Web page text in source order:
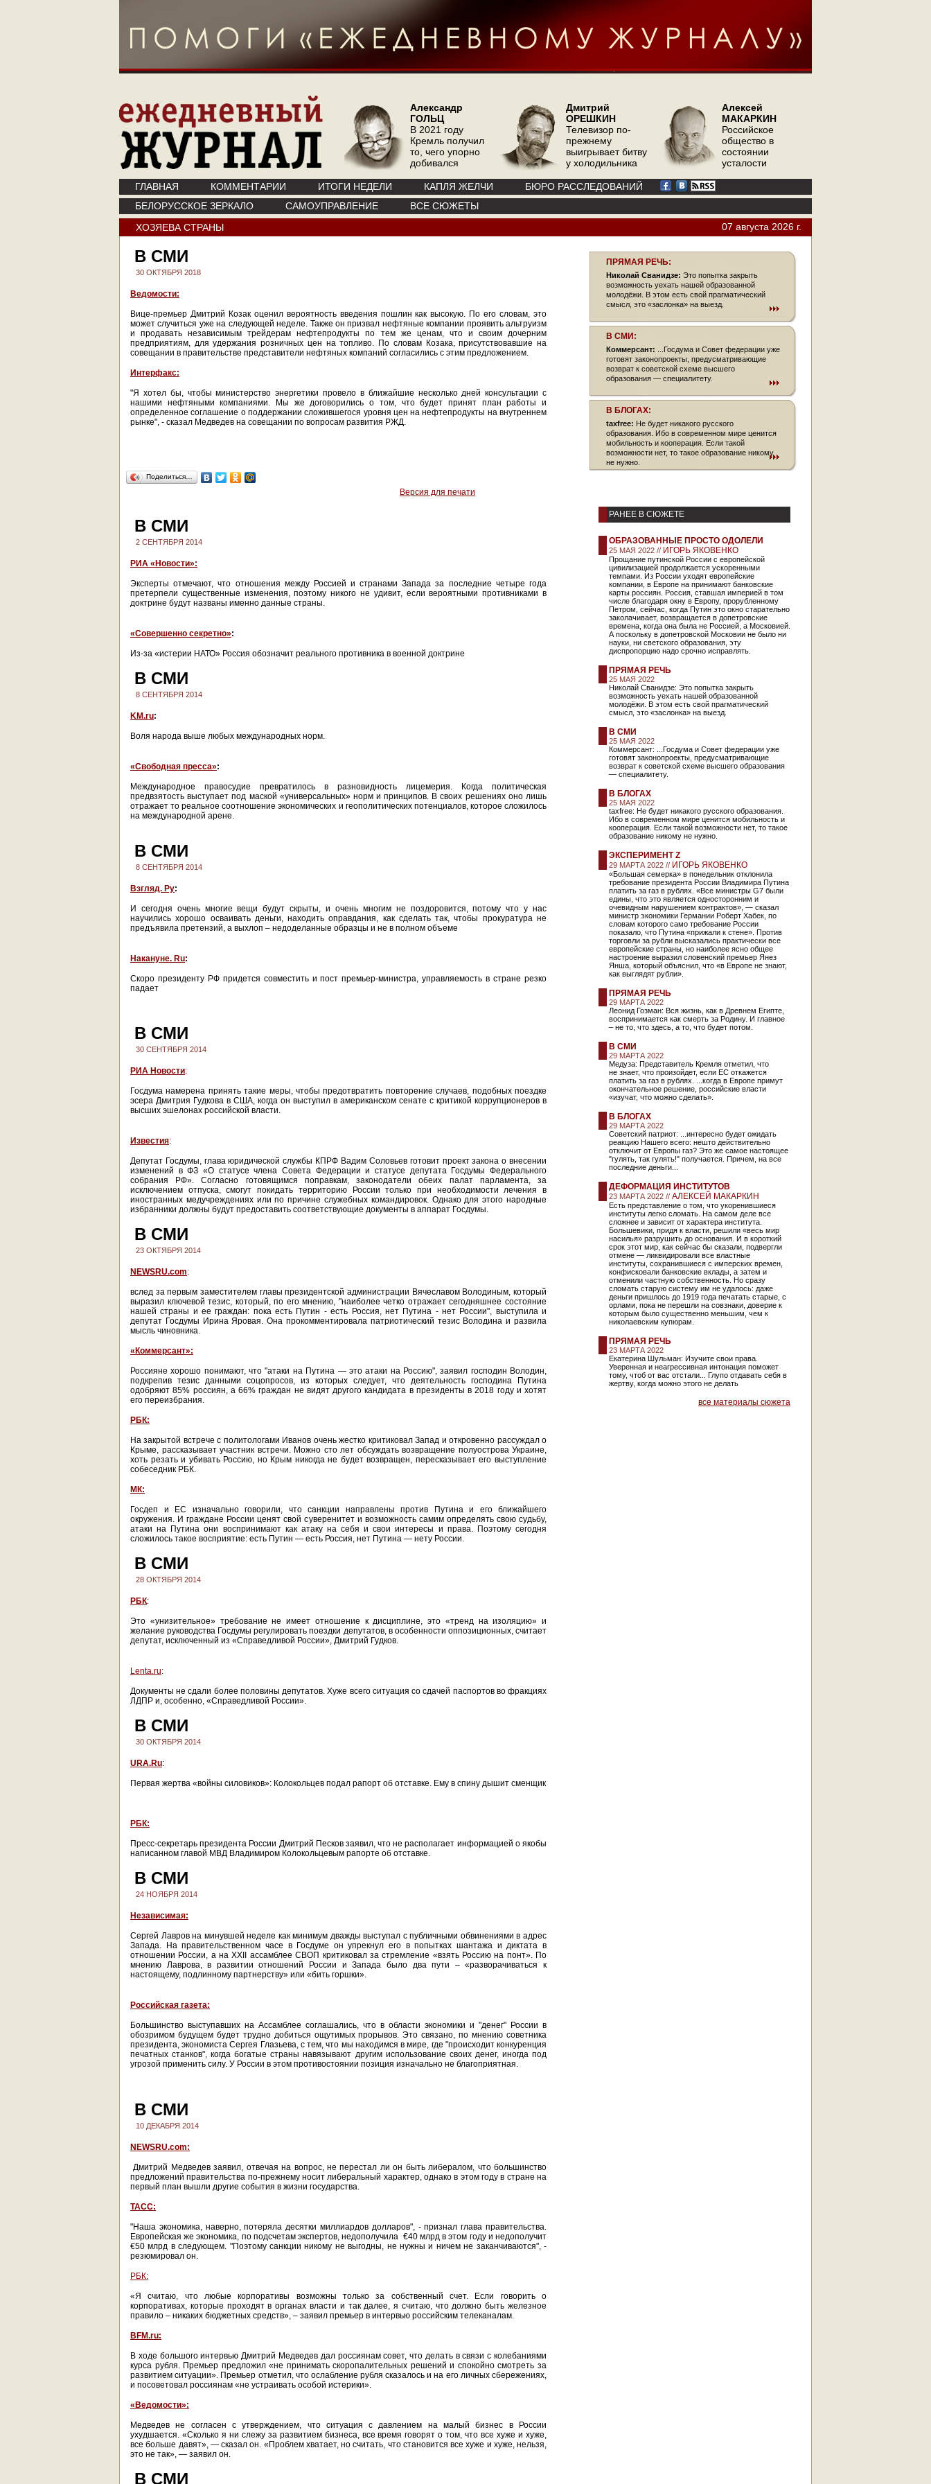
Александр
ГОЛЬЦ
В 2021 году
Кремль получил
то, чего упорно
добивался
Дмитрий
ОРЕШКИН
Телевизор по-
прежнему
выигрывает битву
у холодильника
Алексей
МАКАРКИН
Российское
общество в
состоянии
усталости
ГЛАВНАЯ КОММЕНТАРИИ ИТОГИ НЕДЕЛИ КАПЛЯ ЖЕЛЧИ
БЮРО РАССЛЕДОВАНИЙ
БЕЛОРУССКОЕ ЗЕРКАЛО
САМОУПРАВЛЕНИЕ
ВСЕ СЮЖЕТЫ
ХОЗЯЕВА СТРАНЫ
07 августа 2026 г.
В СМИ
30 ОКТЯБРЯ 2018
Ведомости:
Вице-премьер Дмитрий Козак оценил вероятность введения пошлин как высокую. По его словам, это
может случиться уже на следующей неделе. Также он призвал нефтяные компании проявить альтруизм
и продавать независимым трейдерам нефтепродукты по тем же ценам, что и своим дочерним
предприятиям, для удержания розничных цен на топливо. По словам Козака, присутствовавшие на
совещании в правительстве представители нефтяных компаний согласились с этим предложением.
Интерфакс:
"Я хотел бы, чтобы министерство энергетики провело в ближайшие несколько дней консультации с
нашими нефтяными компаниями. Мы же договорились о том, что будет принят план работы и
определенное соглашение о поддержании сложившегося уровня цен на нефтепродукты на внутреннем
рынке", - сказал Медведев на совещании по вопросам развития РЖД.
Поделиться…
Версия для печати
В СМИ
2 СЕНТЯБРЯ 2014
РИА «Новости»:
Эксперты отмечают, что отношения между Россией и странами Запада за последние четыре года
претерпели существенные изменения, поэтому никого не удивит, если вероятными противниками в
доктрине будут названы именно данные страны.
«Совершенно секретно»:
Из-за «истерии НАТО» Россия обозначит реального противника в военной доктрине
В СМИ
8 СЕНТЯБРЯ 2014
KM.ru:
Воля народа выше любых международных норм.
«Свободная пресса»:
Международное правосудие превратилось в разновидность лицемерия. Когда политическая
предвзятость выступает под маской «универсальных» норм и принципов. В своих решениях оно лишь
отражает то реальное соотношение экономических и геополитических потенциалов, которое сложилось
на международной арене.
В СМИ
8 СЕНТЯБРЯ 2014
Взгляд. Ру:
И сегодня очень многие вещи будут скрыты, и очень многим не поздоровится, потому что у нас
научились хорошо осваивать деньги, находить оправдания, как сделать так, чтобы прокуратура не
предъявила претензий, а выхлоп – недоделанные образцы и не в полном объеме
Накануне. Ru:
Скоро президенту РФ придется совместить и пост премьер-министра, управляемость в стране резко
падает
В СМИ
30 СЕНТЯБРЯ 2014
РИА Новости:
Госдума намерена принять такие меры, чтобы предотвратить повторение случаев, подобных поездке
эсера Дмитрия Гудкова в США, когда он выступил в американском сенате с критикой коррупционеров в
высших эшелонах российской власти.
Известия:
Депутат Госдумы, глава юридической службы КПРФ Вадим Соловьев готовит проект закона о внесении
изменений в ФЗ «О статусе члена Совета Федерации и статусе депутата Госдумы Федерального
собрания РФ». Согласно готовящимся поправкам, законодатели обеих палат парламента, за
исключением отпуска, смогут покидать территорию России только при необходимости лечения в
иностранных медучреждениях или по причине служебных командировок. Однако для этого народные
избранники должны будут предоставить соответствующие документы в аппарат Госдумы.
В СМИ
23 ОКТЯБРЯ 2014
NEWSRU.com:
вслед за первым заместителем главы президентской администрации Вячеславом Володиным, который
выразил ключевой тезис, который, по его мнению, "наиболее четко отражает сегодняшнее состояние
нашей страны и ее граждан: пока есть Путин - есть Россия, нет Путина - нет России", выступила и
депутат Госдумы Ирина Яровая. Она прокомментировала патриотический тезис Володина и развила
мысль чиновника.
«Коммерсант»:
Россияне хорошо понимают, что "атаки на Путина — это атаки на Россию", заявил господин Володин,
подкрепив тезис данными соцопросов, из которых следует, что деятельность господина Путина
одобряют 85% россиян, а 66% граждан не видят другого кандидата в президенты в 2018 году и хотят
его переизбрания.
РБК:
На закрытой встрече с политологами Иванов очень жестко критиковал Запад и откровенно рассуждал о
Крыме, рассказывает участник встречи. Можно сто лет обсуждать возвращение полуострова Украине,
хоть резать и убивать Россию, но Крым никогда не будет возвращен, пересказывает его выступление
собеседник РБК.
МК:
Госдеп и ЕС изначально говорили, что санкции направлены против Путина и его ближайшего
окружения. И граждане России ценят свой суверенитет и возможность самим определять свою судьбу,
атаки на Путина они воспринимают как атаку на себя и свои интересы и права. Поэтому сегодня
сложилось такое восприятие: есть Путин — есть Россия, нет Путина — нету России.
В СМИ
28 ОКТЯБРЯ 2014
РБК:
Это «унизительное» требование не имеет отношение к дисциплине, это «тренд на изоляцию» и
желание руководства Госдумы регулировать поездки депутатов, в особенности оппозиционных, считает
депутат, исключенный из «Справедливой России», Дмитрий Гудков.
Lenta.ru:
Документы не сдали более половины депутатов. Хуже всего ситуация со сдачей паспортов во фракциях
ЛДПР и, особенно, «Справедливой России».
В СМИ
30 ОКТЯБРЯ 2014
URA.Ru:
Первая жертва «войны силовиков»: Колокольцев подал рапорт об отставке. Ему в спину дышит сменщик
РБК:
Пресс-секретарь президента России Дмитрий Песков заявил, что не располагает информацией о якобы
написанном главой МВД Владимиром Колокольцевым рапорте об отставке.
В СМИ
24 НОЯБРЯ 2014
Независимая:
Сергей Лавров на минувшей неделе как минимум дважды выступал с публичными обвинениями в адрес
Запада. На правительственном часе в Госдуме он упрекнул его в попытках шантажа и диктата в
отношении России, а на XXII ассамблее СВОП критиковал за стремление «взять Россию на понт». По
мнению Лаврова, в развитии отношений России и Запада было два пути – «разворачиваться к
настоящему, подлинному партнерству» или «бить горшки».
Российская газета:
Большинство выступавших на Ассамблее соглашались, что в области экономики и "денег" России в
обозримом будущем будет трудно добиться ощутимых прорывов. Это связано, по мнению советника
президента, экономиста Сергея Глазьева, с тем, что мы находимся в мире, где "происходит конкуренция
печатных станков", когда богатые страны навязывают другим использование своих денег, иногда под
угрозой применить силу. У России в этом противостоянии позиция изначально не благоприятная.
В СМИ
10 ДЕКАБРЯ 2014
NEWSRU.com:
Дмитрий Медведев заявил, отвечая на вопрос, не перестал ли он быть либералом, что большинство
предложений правительства по-прежнему носит либеральный характер, однако в этом году в стране на
первый план вышли другие события в жизни государства.
ТАСС:
"Наша экономика, наверно, потеряла десятки миллиардов долларов", - признал глава правительства.
Европейская же экономика, по подсчетам экспертов, недополучила €40 млрд в этом году и недополучит
€50 млрд в следующем. "Поэтому санкции никому не выгодны, не нужны и ничем не заканчиваются", -
резюмировал он.
РБК:
«Я считаю, что любые корпоративы возможны только за собственный счет. Если говорить о
корпоративах, которые проходят в органах власти и так далее, я считаю, что должно быть железное
правило – никаких бюджетных средств», – заявил премьер в интервью российским телеканалам.
BFM.ru:
В ходе большого интервью Дмитрий Медведев дал россиянам совет, что делать в связи с колебаниями
курса рубля. Премьер предложил «не принимать скоропалительных решений и спокойно смотреть за
развитием ситуации». Премьер отметил, что ослабление рубля сказалось и на его личных сбережениях,
и посоветовал россиянам «не устраивать особой истерики».
«Ведомости»:
Медведев не согласен с утверждением, что ситуация с давлением на малый бизнес в России
ухудшается. «Сколько я ни слежу за развитием бизнеса, все время говорят о том, что все хуже и хуже,
все больше давят», — сказал он. «Проблем хватает, но считать, что становится все хуже и хуже, нельзя,
это не так», — заявил он.
В СМИ
ПРЯМАЯ РЕЧЬ:
Николай Сванидзе: Это попытка закрыть
возможность уехать нашей образованной
молодёжи. В этом есть свой прагматический
смысл, это «заслонка» на выезд.
В СМИ:
Коммерсант: ...Госдума и Совет федерации уже
готовят законопроекты, предусматривающие
возврат к советской схеме высшего
образования — специалитету.
В БЛОГАХ:
taxfree: Не будет никакого русского
образования. Ибо в современном мире ценится
мобильность и кооперация. Если такой
возможности нет, то такое образование никому
не нужно.
РАНЕЕ В СЮЖЕТЕ
ОБРАЗОВАННЫЕ ПРОСТО ОДОЛЕЛИ
25 МАЯ 2022 // ИГОРЬ ЯКОВЕНКО
Прощание путинской России с европейской
цивилизацией продолжается ускоренными
темпами. Из России уходят европейские
компании, в Европе на принимают банковские
карты россиян. Россия, ставшая империей в том
числе благодаря окну в Европу, прорубленному
Петром, сейчас, когда Путин это окно старательно
заколачивает, возвращается в допетровские
времена, когда она была не Россией, а Московией.
А поскольку в допетровской Московии не было ни
науки, ни светского образования, эту
диспропорцию надо срочно исправлять.
ПРЯМАЯ РЕЧЬ
25 МАЯ 2022
Николай Сванидзе: Это попытка закрыть
возможность уехать нашей образованной
молодёжи. В этом есть свой прагматический
смысл, это «заслонка» на выезд.
В СМИ
25 МАЯ 2022
Коммерсант: ...Госдума и Совет федерации уже
готовят законопроекты, предусматривающие
возврат к советской схеме высшего образования
— специалитету.
В БЛОГАХ
25 МАЯ 2022
taxfree: Не будет никакого русского образования.
Ибо в современном мире ценится мобильность и
кооперация. Если такой возможности нет, то такое
образование никому не нужно.
ЭКСПЕРИМЕНТ Z
29 МАРТА 2022 // ИГОРЬ ЯКОВЕНКО
«Большая семерка» в понедельник отклонила
требование президента России Владимира Путина
платить за газ в рублях. «Все министры G7 были
едины, что это является односторонним и
очевидным нарушением контрактов», — сказал
министр экономики Германии Роберт Хабек, по
словам которого само требование России
показало, что Путина «прижали к стене». Против
торговли за рубли высказались практически все
европейские страны, но наиболее ясно общее
настроение выразил словенский премьер Янез
Янша, который объяснил, что «в Европе не знают,
как выглядят рубли».
ПРЯМАЯ РЕЧЬ
29 МАРТА 2022
Леонид Гозман: Вся жизнь, как в Древнем Египте,
воспринимается как смерть за Родину. И главное
– не то, что здесь, а то, что будет потом.
В СМИ
29 МАРТА 2022
Медуза: Представитель Кремля отметил, что
не знает, что произойдет, если ЕС откажется
платить за газ в рублях. ...когда в Европе примут
окончательное решение, российские власти
«изучат, что можно сделать».
В БЛОГАХ
29 МАРТА 2022
Советский патриот: ...интересно будет ожидать
реакцию Нашего всего: нешто действительно
отключит от Европы газ? Это же самое настоящее
"гулять, так гулять!" получается. Причем, на все
последние деньги...
ДЕФОРМАЦИЯ ИНСТИТУТОВ
23 МАРТА 2022 // АЛЕКСЕЙ МАКАРКИН
Есть представление о том, что укоренившиеся
институты легко сломать. На самом деле все
сложнее и зависит от характера института.
Большевики, придя к власти, решили «весь мир
насилья» разрушить до основания. И в короткий
срок этот мир, как сейчас бы сказали, подвергли
отмене — ликвидировали все властные
институты, сохранившиеся с имперских времен,
конфисковали банковские вклады, а затем и
отменили частную собственность. Но сразу
сломать старую систему им не удалось: даже
деньги пришлось до 1919 года печатать старые, с
орлами, пока не перешли на совзнаки, доверие к
которым было существенно меньшим, чем к
николаевским купюрам.
ПРЯМАЯ РЕЧЬ
23 МАРТА 2022
Екатерина Шульман: Изучите свои права.
Уверенная и неагрессивная интонация поможет
тому, чтоб от вас отстали... Глупо отдавать себя в
жертву, когда можно этого не делать
все материалы сюжета